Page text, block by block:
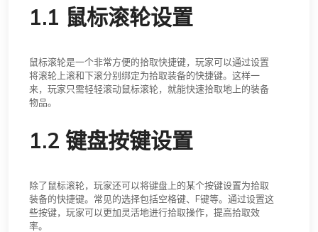
1.1 鼠标滚轮设置
鼠标滚轮是一个非常方便的拾取快捷键，玩家可以通过设置
将滚轮上滚和下滚分别绑定为拾取装备的快捷键。这样一
来，玩家只需轻轻滚动鼠标滚轮，就能快速拾取地上的装备
物品。
1.2 键盘按键设置
除了鼠标滚轮，玩家还可以将键盘上的某个按键设置为拾取
装备的快捷键。常见的选择包括空格键、F键等。通过设置这
些按键，玩家可以更加灵活地进行拾取操作，提高拾取效
率。